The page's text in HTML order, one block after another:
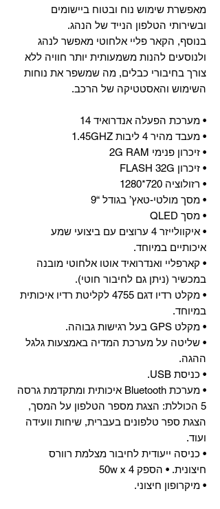
מאפשרת שימוש נוח ובטוח ביישומים
ובשירותי הטלפון הנייד של הנהג.
בנוסף, הקאר פליי אלחוטי מאפשר לנהג
ולנוסעים להנות משמעותית יותר חוויה ללא
צורך בחיבורי כבלים, מה שמשפר את נוחות
השימוש והאסטטיקה של הרכב.
• מערכת הפעלה אנדרואיד 14
• מעבד מהיר 4 ליבות 1.45GHZ
• זיכרון פנימי 2G RAM
• זיכרון FLASH 32G
• רזולוציה 720*1280
• מסך מולטי-טאץ’ בגודל “9
• מסך QLED
• איקוולייזר 4 ערוצים עם ביצועי שמע
איכותיים במיוחד.
• קארפליי ואנדרואיד אוטו אלחוטי מובנה
במכשיר (ניתן גם לחיבור חוטי).
• מקלט רדיו דגם 4755 לקליטת רדיו איכותית
במיוחד.
• מקלט GPS בעל רגישות גבוהה.
• שליטה על מערכת המדיה באמצעות גלגל
ההגה.
• כניסת USB.
• מערכת Bluetooth איכותית ומתקדמת גרסה
5 הכוללת: הצגת מספר הטלפון על המסך,
הצגת ספר טלפונים בעברית, שיחות וועידה
ועוד.
• כניסה ייעודית לחיבור מצלמת רוורס
חיצונית. • הספק 50w x 4
• מיקרופון חיצוני.